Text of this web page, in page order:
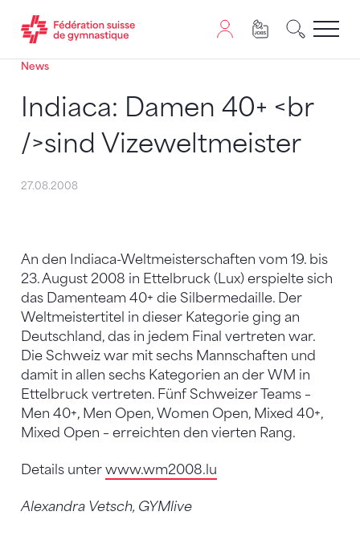
Passer au contenu
Naviguer vers le plan du siten
JavaScript est nécessaire pour naviguer sur ce site.
News
Indiaca: Damen 40+ <br
/>sind Vizeweltmeister
27.08.2008
An den Indiaca-Weltmeisterschaften vom 19. bis
23. August 2008 in Ettelbruck (Lux) erspielte sich
das Damenteam 40+ die Silbermedaille. Der
Weltmeistertitel in dieser Kategorie ging an
Deutschland, das in jedem Final vertreten war.
Die Schweiz war mit sechs Mannschaften und
damit in allen sechs Kategorien an der WM in
Ettelbruck vertreten. Fünf Schweizer Teams –
Men 40+, Men Open, Women Open, Mixed 40+,
Mixed Open – erreichten den vierten Rang.
Details unter www.wm2008.lu
Alexandra Vetsch, GYMlive